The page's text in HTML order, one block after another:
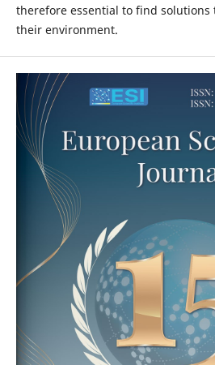
therefore essential to find solutions
their environment.